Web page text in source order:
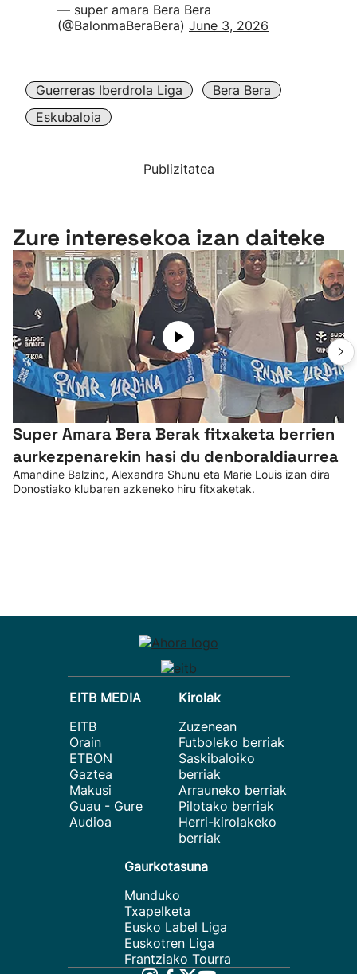
— super amara Bera Bera
(@BalonmaBeraBera) June 3, 2026
Guerreras Iberdrola Liga
Bera Bera
Eskubaloia
Publizitatea
Zure interesekoa izan daiteke
Super Amara Bera Berak fitxaketa berrien
aurkezpenarekin hasi du denboraldiaurrea
Amandine Balzinc, Alexandra Shunu eta Marie Louis izan dira
Donostiako klubaren azkeneko hiru fitxaketak.
EITB MEDIA
EITB
Orain
ETBON
Gaztea
Makusi
Guau - Gure
Audioa
Kirolak
Zuzenean
Futboleko berriak
Saskibaloiko
berriak
Arrauneko berriak
Pilotako berriak
Herri-kirolakeko
berriak
Gaurkotasuna
Munduko
Txapelketa
Eusko Label Liga
Euskotren Liga
Frantziako Tourra